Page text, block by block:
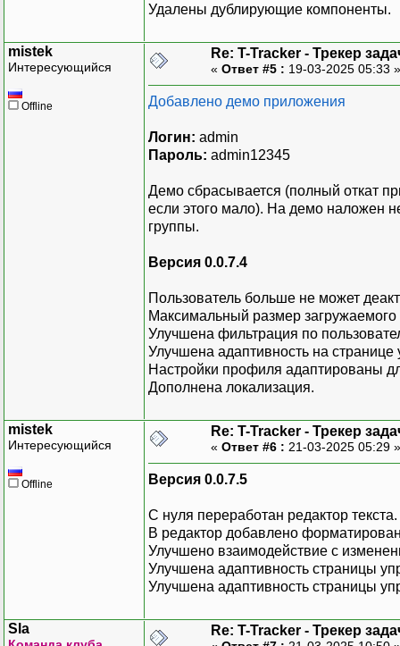
Удалены дублирующие компоненты.
mistek
Интересующийся
Offline
Re: T-Tracker - Трекер
« Ответ #5 : 19-03-2025 05:33
Добавлено демо приложения
Логин: admin
Пароль: admin12345
Демо сбрасывается (полный откат
если этого мало). На демо наложен
группы.
Версия 0.0.7.4
Пользователь больше не может
Максимальный размер
Улучшена фильтрация по
Улучшена адаптивность на
Настройки профиля адаптированы
Дополнена локализация.
mistek
Интересующийся
Offline
Re: T-Tracker - Трекер
« Ответ #6 : 21-03-2025 05:29
Версия 0.0.7.5
С нуля переработан редактор текста.
В редактор добавлено
Улучшено взаимодействие с
Улучшена адаптивность страницы
Улучшена адаптивность страницы
Sla Re: T-Tracker - Трекер